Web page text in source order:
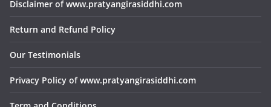
Disclaimer of www.pratyangirasiddhi.com
Return and Refund Policy
Our Testimonials
Privacy Policy of www.pratyangirasiddhi.com